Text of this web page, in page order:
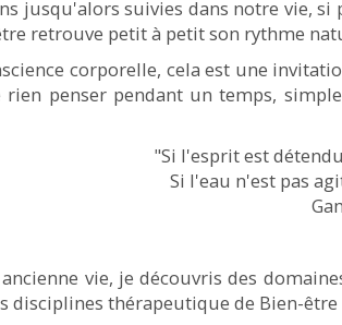
jusqu'alors suivies dans notre vie,
retrouve petit à petit son rythme
corporelle, cela est une
penser pendant un temps,
"Si l'esprit est
Si l'eau n'est pas
vie, je découvris des
disciplines thérapeutique de Bien-